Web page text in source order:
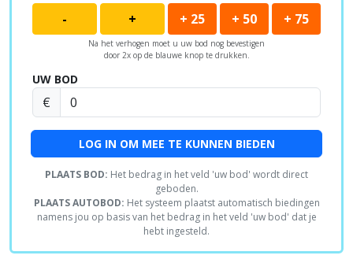
- + + 25 + 50 + 75
Na het verhogen moet u uw bod nog bevestigen
door 2x op de blauwe knop te drukken.
UW BOD
€
LOG IN OM MEE TE KUNNEN BIEDEN
PLAATS BOD: Het bedrag in het veld 'uw bod' wordt direct
geboden.
PLAATS AUTOBOD: Het systeem plaatst automatisch biedingen
namens jou op basis van het bedrag in het veld 'uw bod' dat je
hebt ingesteld.